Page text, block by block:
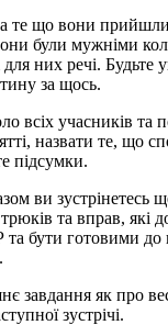
те що вони
були мужніми
них речі. Будьте
за щось.
всіх учасників та
назвати те, що
підсумки.
ви зустрінетесь
та вправ, які
бути готовими до
завдання як про
зустрічі.